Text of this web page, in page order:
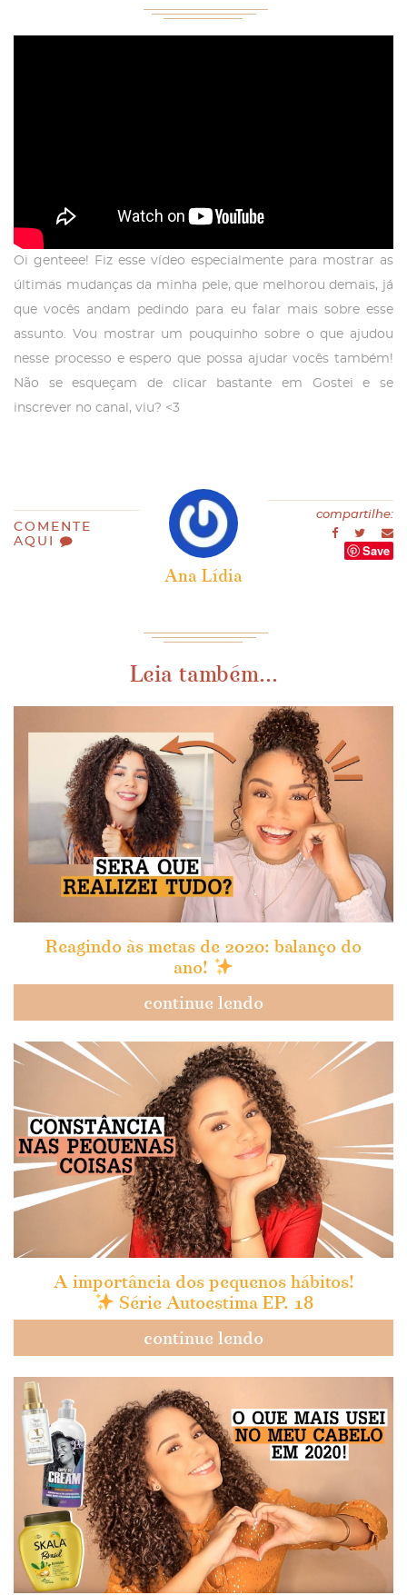
Oi genteee! Fiz esse vídeo especialmente para mostrar as
últimas mudanças da minha pele, que melhorou demais, já
que vocês andam pedindo para eu falar mais sobre esse
assunto. Vou mostrar um pouquinho sobre o que ajudou
nesse processo e espero que possa ajudar vocês também!
Não se esqueçam de clicar bastante em Gostei e se
inscrever no canal, viu? <3
COMENTE
AQUI
Ana Lídia
compartilhe:
Save
Leia também...
Reagindo às metas de 2020: balanço do
ano!
continue lendo
A importância dos pequenos hábitos!
Série Autoestima EP. 18
continue lendo